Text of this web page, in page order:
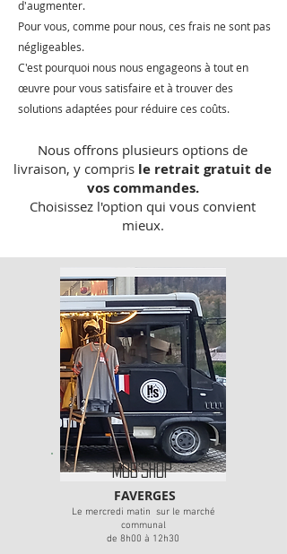
d'augmenter.
Pour vous, comme pour nous, ces frais ne sont pas
négligeables.
C'est pourquoi nous nous engageons à tout en
œuvre pour vous satisfaire et à trouver des
solutions adaptées pour réduire ces coûts.
Nous offrons plusieurs options de
livraison, y compris le retrait gratuit de
vos commandes.
Choisissez l'option qui vous convient
mieux.
MOB'SHOP
FAVERGES
Le mercredi matin sur le marché
communal
de 8h00 à 12h30